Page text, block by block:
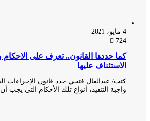
كما حددها القانون.. تعرف على الاحكام
الاستئناف عليها
كتب/ عبدالعال فتحي حدد قانون الإجراءات
واجبة التنفيذ، أنواع تلك الأحكام التي يجب أن